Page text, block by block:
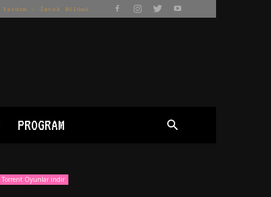
Yardım – İstek Bölümü
PROGRAM
Torrent Oyunlar indir